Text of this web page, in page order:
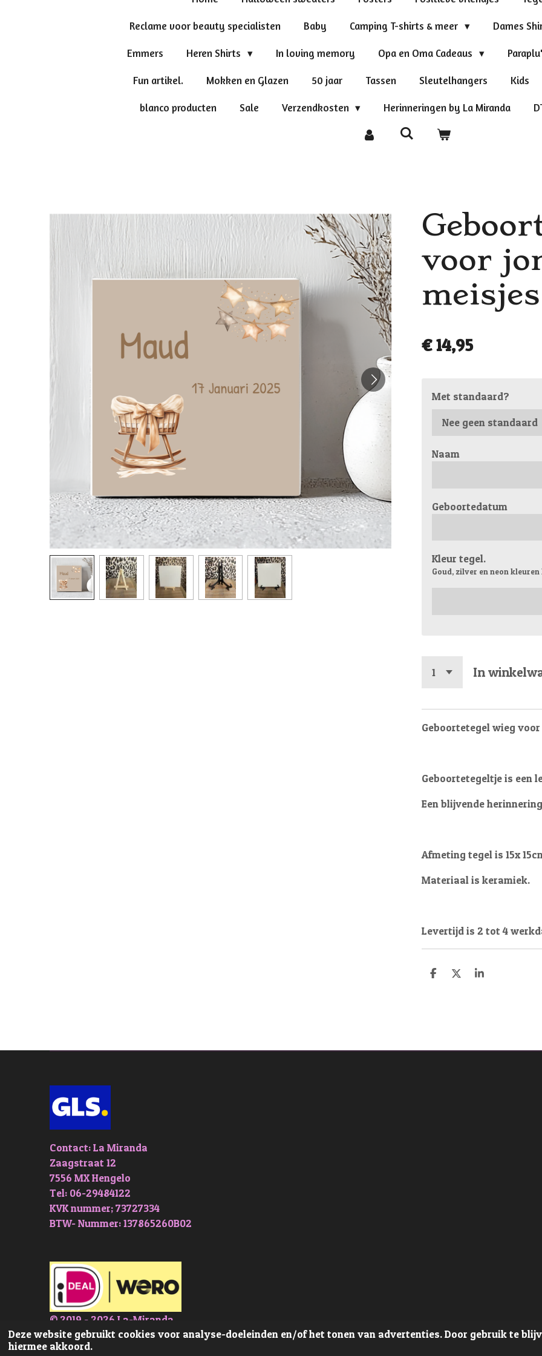
Deze website gebruikt cookies voor analyse-doeleinden en/of het tonen van advertenties. Door gebruik te
hiermee akkoord.
Reclame voor beauty specialisten Baby Camping T-shirts & meer Dames
Emmers Heren Shirts In loving memory Opa en Oma Cadeaus
Fun artikel. Mokken en Glazen 50 jaar Tassen Sleutelhangers Kids
blanco producten Sale Verzendkosten Herinneringen by La Miranda
voor
€ 14,95
Met standaard?
Naam
Geboortedatum
Kleur tegel.
Goud, zilver en neon
In
Geboortetegel wieg
Geboortetegeltje is een
Een blijvende
Afmeting tegel is 15x
Materiaal is keramiek.
Levertijd is 2 tot 4
D
D
S
Contact: La Miranda
Zaagstraat 12
7556 MX Hengelo
Tel: 06-29484122
KVK nummer; 73727334
BTW- Nummer: 137865260B02
© 2019 - 2026 La-Miranda